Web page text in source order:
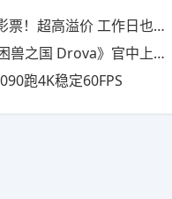
超高溢价 工作日也满场
》官中上线特惠倒计时三天
跑4K稳定60FPS